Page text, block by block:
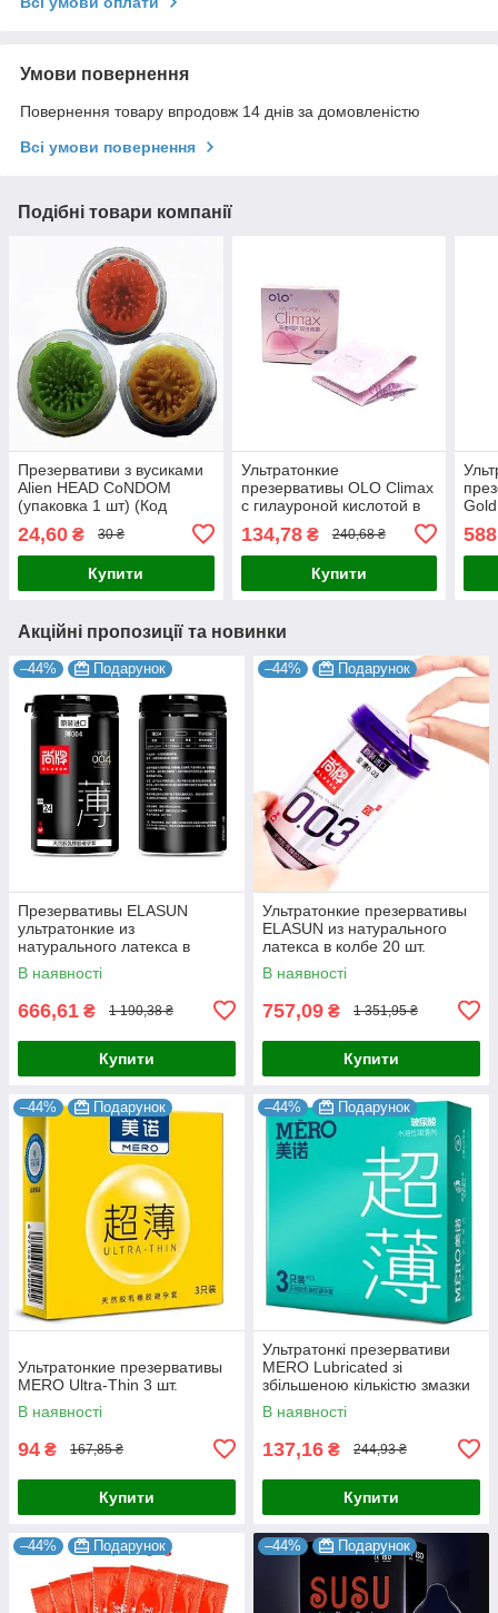
Умови повернення
Повернення товару впродовж 14 днів за домовленістю
Всі умови повернення
Подібні товари компанії
Презервативи з вусиками
Alien HEAD CoNDOM
(упаковка 1 шт) (Код
24,60 ₴ 30 ₴
Купити
Ультратонкие
презервативы OLO Climax
с гилауроной кислотой в
134,78₴ 240,68 ₴
Купити
Акційні пропозиції та новинки
–44% Подарунок
Презервативы ELASUN
ультратонкие из
натурального латекса в
колбе 24 шт.
В наявності
666,61 ₴ 1 190,38 ₴
Купити
–44% Подарунок
Ультратонкие презервативы
ELASUN из натурального
латекса в колбе 20 шт.
В наявності
757,09 ₴ 1 351,95 ₴
Купити
–44% Подарунок
Ультратонкие презервативы
MERO Ultra-Thin 3 шт.
В наявності
94 ₴ 167,85 ₴
Купити
–44% Подарунок
Ультратонкі презервативи
MERO Lubricated зі
збільшеною кількістю змазки
3 шт.
В наявності
137,16 ₴ 244,93 ₴
Купити
–44% Подарунок –44% Подарунок